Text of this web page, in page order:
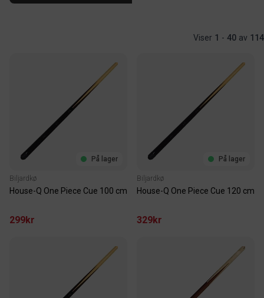
Viser 1 - 40 av 114
På lager
Biljardkø
House-Q One Piece Cue 100 cm
299kr
På lager
Biljardkø
House-Q One Piece Cue 120 cm
329kr